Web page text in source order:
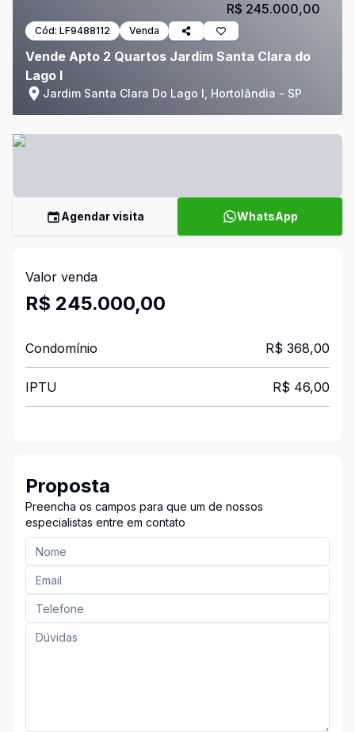
Cód: LF9488112 Venda
Vende Apto 2 Quartos Jardim Santa Clara do
Lago I
Jardim Santa Clara Do Lago I, Hortolândia - SP
R$ 245.000,00
Agendar visita WhatsApp
Valor venda
R$ 245.000,00
Condomínio R$ 368,00
IPTU R$ 46,00
Proposta
Preencha os campos para que um de nossos
especialistas entre em contato